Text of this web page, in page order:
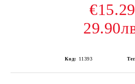
€15.29
Код: 11393